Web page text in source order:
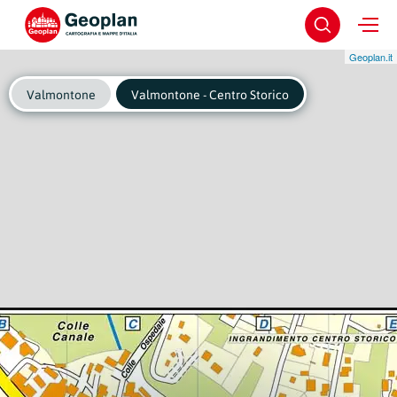
Geoplan.it
Valmontone Valmontone - Centro Storico